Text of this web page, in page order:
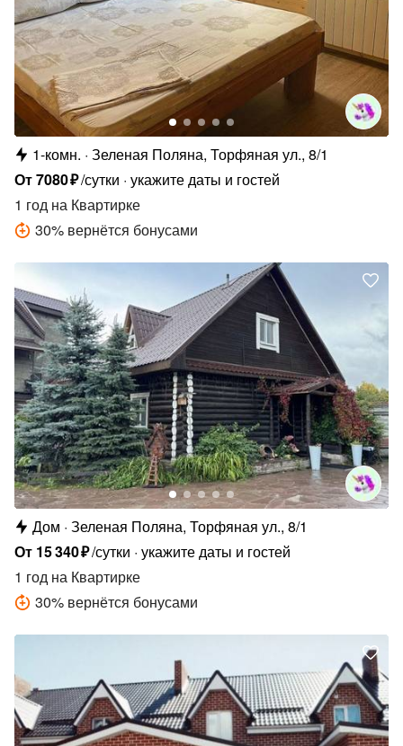
1-комн. Зеленая Поляна, Торфяная ул., 8/1
От7080₽/сутки укажите даты и гостей
1 год на Квартирке
30% вернётся бонусами
Дом Зеленая Поляна, Торфяная ул., 8/1
От 15340₽/сутки укажите даты и гостей
1 год на Квартирке
30% вернётся бонусами